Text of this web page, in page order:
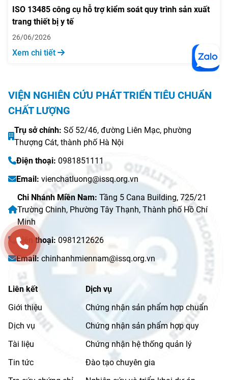
ISO 13485 công cụ hỗ trợ kiểm soát quy trình sản xuất
trang thiết bị y tế
26/06/2026
Xem chi tiết
VIỆN NGHIÊN CỨU PHÁT TRIỂN TIÊU CHUẨN
CHẤT LƯỢNG
Trụ sở chính: Số 52/46, đường Liên Mạc, phường
Thượng Cát, thành phố Hà Nội
Điện thoại: 0981851111
Email: vienchatluong@issq.org.vn
Chi Nhánh Miền Nam: Tầng 5 Cana Building, 725/21
Trường Chinh, Phường Tây Thạnh, Thành phố Hồ Chí
Minh
Điện thoại: 0981212626
Email: chinhanhmiennam@issq.org.vn
Liên kết
Giới thiệu
Dịch vụ
Tài liệu
Tin tức
Dịch vụ
Chứng nhận sản phẩm hợp chuẩn
Chứng nhận sản phẩm hợp quy
Chứng nhận hệ thống quản lý
Đào tạo chuyên gia